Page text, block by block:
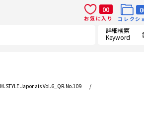
詳細検索
Keyword
00
お気に入り
コレクシ
M.STYLE Japonais Vol.6_QR.No.109
/